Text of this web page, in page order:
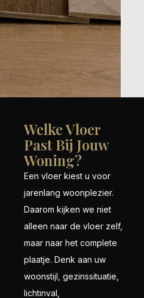
Welke Vloer
Past Bij Jouw
Woning?
Een vloer kiest u voor
jarenlang woonplezier.
Daarom kijken we niet
alleen naar de vloer zelf,
maar naar het complete
plaatje. Denk aan uw
woonstijl, gezinssituatie,
lichtinval,